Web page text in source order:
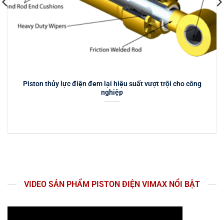
Piston thủy lực điện đem lại hiệu suất vượt trội cho công
nghiệp
VIDEO SẢN PHẨM PISTON ĐIỆN VIMAX NỔI BẬT